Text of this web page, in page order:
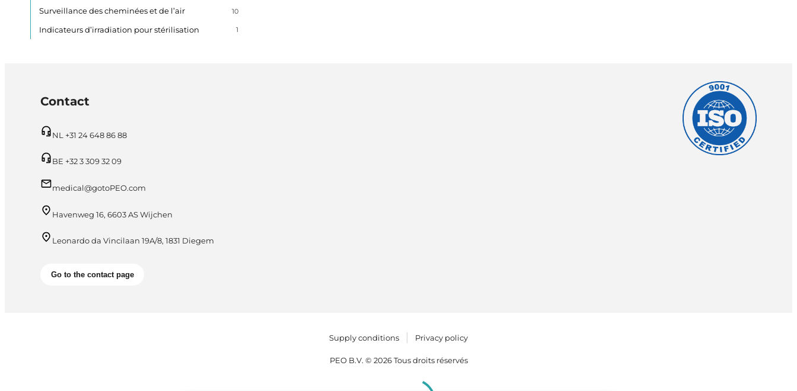
Surveillance des cheminées et de l’air 10
Indicateurs d’irradiation pour stérilisation 1
Contact
NL +31 24 648 86 88
BE +32 3 309 32 09
medical@gotoPEO.com
Havenweg 16, 6603 AS Wijchen
Leonardo da Vincilaan 19A/8, 1831 Diegem
Go to the contact page
Supply conditions Privacy policy
PEO B.V. © 2026 Tous droits réservés